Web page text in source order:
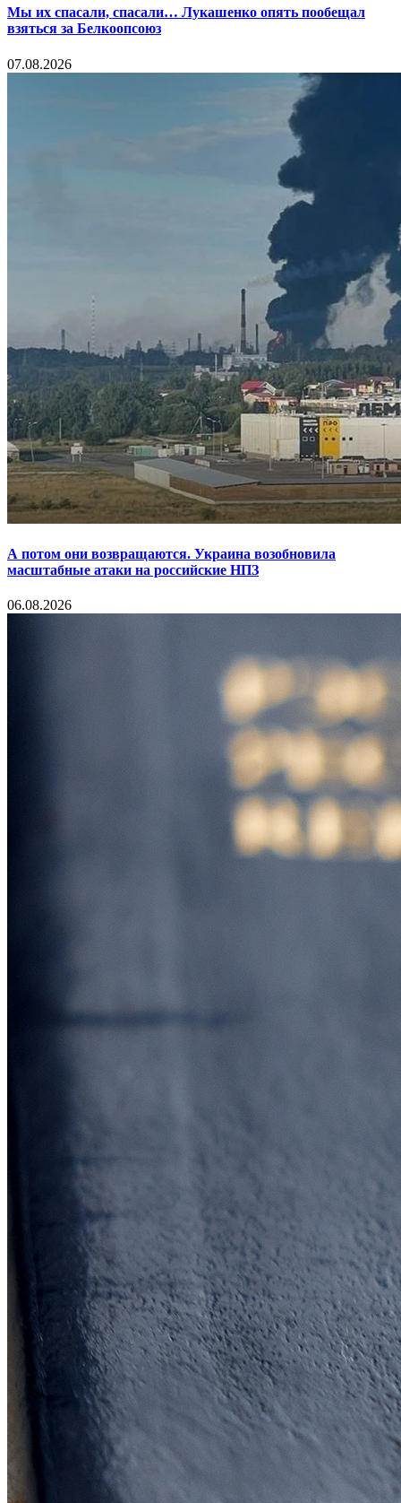
Мы их спасали, спасали… Лукашенко опять пообещал
взяться за Белкоопсоюз
07.08.2026
А потом они возвращаются. Украина возобновила
масштабные атаки на российские НПЗ
06.08.2026